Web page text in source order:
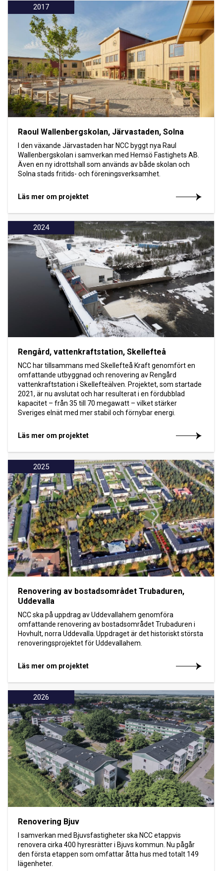
2017
Raoul Wallenbergskolan, Järvastaden, Solna
I den växande Järvastaden har NCC byggt nya Raul
Wallenbergskolan i samverkan med Hemsö Fastighets AB.
Även en ny idrottshall som används av både skolan och
Solna stads fritids- och föreningsverksamhet.
Läs mer om projektet
2024
Rengård, vattenkraftstation, Skellefteå
NCC har tillsammans med Skellefteå Kraft genomfört en
omfattande utbyggnad och renovering av Rengård
vattenkraftstation i Skellefteälven. Projektet, som startade
2021, är nu avslutat och har resulterat i en fördubblad
kapacitet – från 35 till 70 megawatt – vilket stärker
Sveriges elnät med mer stabil och förnybar energi.
Läs mer om projektet
2025
Renovering av bostadsområdet Trubaduren,
Uddevalla
NCC ska på uppdrag av Uddevallahem genomföra
omfattande renovering av bostadsområdet Trubaduren i
Hovhult, norra Uddevalla. Uppdraget är det historiskt största
renoveringsprojektet för Uddevallahem.
Läs mer om projektet
2026
Renovering Bjuv
I samverkan med Bjuvsfastigheter ska NCC etappvis
renovera cirka 400 hyresrätter i Bjuvs kommun. Nu pågår
den första etappen som omfattar åtta hus med totalt 149
lägenheter.